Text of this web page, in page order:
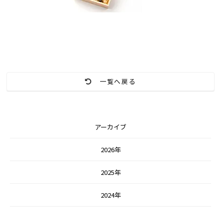
一覧へ戻る
アーカイブ
2026年
2025年
2024年